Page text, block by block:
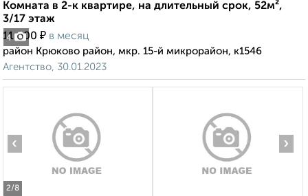
4
Комната в 2-к квартире, на длительный срок, 52м²,
3/17 этаж
11 000 ₽ в месяц
район Крюково район, мкр. 15-й микрорайон, к1546
Агентство, 30.01.2023
2/8
‹ ›